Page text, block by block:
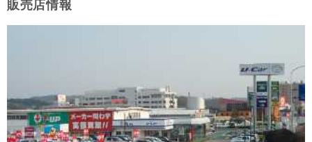
販売店情報